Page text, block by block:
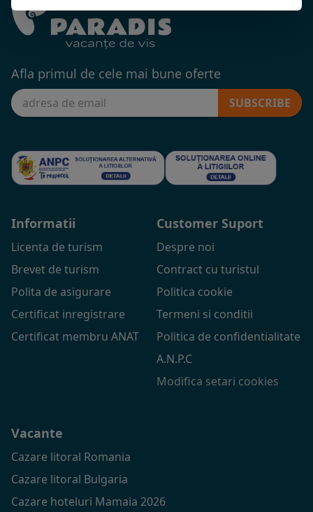
Afla primul de cele mai bune oferte
SUBSCRIBE
Informatii
Licenta de turism
Brevet de turism
Polita de asigurare
Certificat inregistrare
Certificat membru ANAT
Customer Suport
Despre noi
Contract cu turistul
Politica cookie
Termeni si conditii
Politica de confidentialitate
A.N.P.C
Modifica setari cookies
Vacante
Cazare litoral Romania
Cazare litoral Bulgaria
Cazare hoteluri Mamaia 2026